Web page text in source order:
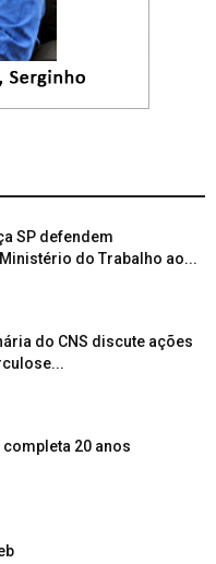
SP defendem
do Trabalho ao...
do CNS discute ações
completa 20 anos